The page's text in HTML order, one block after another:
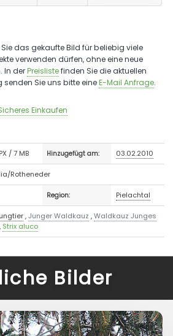
das gekaufte Bild für beliebig viele
verwenden dürfen, ohne eine neue
In derPreislistefinden Sie die aktuellen
senden Sie uns bitte eineE-Mail Anfrage.
Einkaufen
/ 7 MB Hinzugefügt am: 03.02.2010
Rotheneder
Region: Pielachtal
,Junger Waldkauz ,Waldkauz Junges
, Strix aluco
Bilder